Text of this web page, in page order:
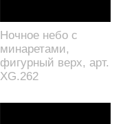
Ночное небо с
минаретами,
фигурный верх, арт.
XG.262